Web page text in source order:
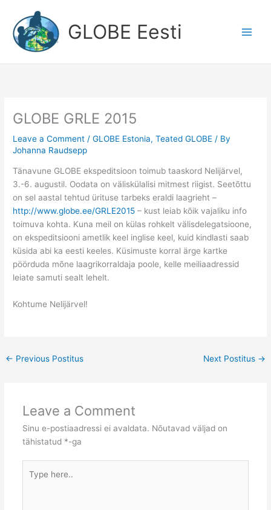
content
GLOBE Eesti
GLOBE GRLE 2015
Leave a Comment /GLOBE Estonia,Teated GLOBE / By
Johanna Raudsepp
Tänavune GLOBE ekspeditsioon toimub taaskord Nelijärvel,
3.-6. augustil. Oodata on väliskülalisi mitmest riigist. Seetõttu
on sel aastal tehtud ürituse tarbeks eraldi laagrieht –
http://www.globe.ee/GRLE2015 – kust leiab kõik vajaliku info
toimuva kohta. Kuna meil on külas rohkelt välisdelegatsioone,
on ekspeditsiooni ametlik keel inglise keel, kuid kindlasti saab
küsida abi ka eesti keeles. Küsimuste korral ärge kartke
pöörduda mõne laagrikorraldaja poole, kelle meiliaadressid
leiate samuti sealt lehelt.
Kohtume Nelijärvel!
← Previous Postitus Next Postitus →
Leave a Comment
Sinu e-postiaadressi ei avaldata. Nõutavad väljad on
tähistatud *-ga
here..